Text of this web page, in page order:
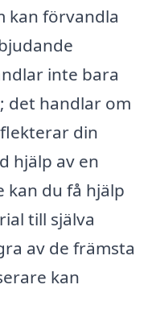
kan förvandla
inte bara
det handlar om
din
hjälp av en
kan du få hjälp
till själva
av de främsta
kan